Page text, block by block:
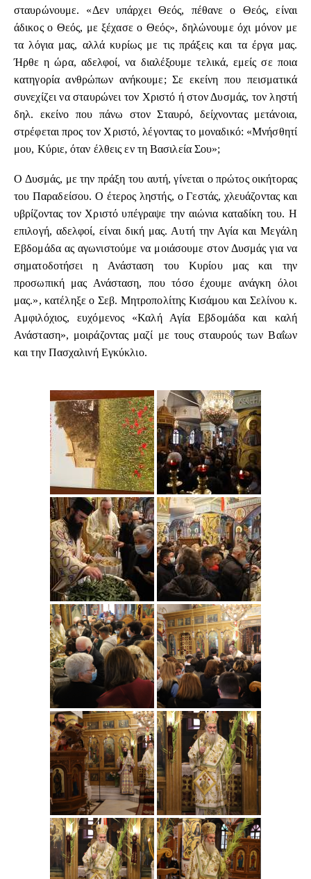
σταυρώνουμε. «Δεν υπάρχει Θεός, πέθανε ο Θεός, είναι
άδικος ο Θεός, με ξέχασε ο Θεός», δηλώνουμε όχι μόνον με
τα λόγια μας, αλλά κυρίως με τις πράξεις και τα έργα μας.
Ήρθε η ώρα, αδελφοί, να διαλέξουμε τελικά, εμείς σε ποια
κατηγορία ανθρώπων ανήκουμε; Σε εκείνη που πεισματικά
συνεχίζει να σταυρώνει τον Χριστό ή στον Δυσμάς, τον ληστή
δηλ. εκείνο που πάνω στον Σταυρό, δείχνοντας μετάνοια,
στρέφεται προς τον Χριστό, λέγοντας το μοναδικό: «Μνήσθητί
μου, Κύριε, όταν έλθεις εν τη Βασιλεία Σου»;
Ο Δυσμάς, με την πράξη του αυτή, γίνεται ο πρώτος οικήτορας
του Παραδείσου. Ο έτερος ληστής, ο Γεστάς, χλευάζοντας και
υβρίζοντας τον Χριστό υπέγραψε την αιώνια καταδίκη του. Η
επιλογή, αδελφοί, είναι δική μας. Αυτή την Αγία και Μεγάλη
Εβδομάδα ας αγωνιστούμε να μοιάσουμε στον Δυσμάς για να
σηματοδοτήσει η Ανάσταση του Κυρίου μας και την
προσωπική μας Ανάσταση, που τόσο έχουμε ανάγκη όλοι
μας.», κατέληξε ο Σεβ. Μητροπολίτης Κισάμου και Σελίνου κ.
Αμφιλόχιος, ευχόμενος «Καλή Αγία Εβδομάδα και καλή
Ανάσταση», μοιράζοντας μαζί με τους σταυρούς των Βαΐων
και την Πασχαλινή Εγκύκλιο.